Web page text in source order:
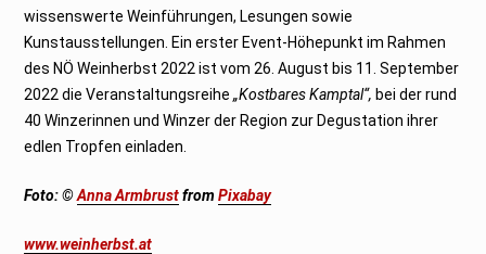
wissenswerte Weinführungen, Lesungen sowie
Kunstausstellungen. Ein erster Event-Höhepunkt im Rahmen
des NÖ Weinherbst 2022 ist vom 26. August bis 11. September
2022 die Veranstaltungsreihe„Kostbares Kamptal“, bei der rund
40 Winzerinnen und Winzer der Region zur Degustation ihrer
edlen Tropfen einladen.
Foto: © Anna ArmbrustfromPixabay
www.weinherbst.at